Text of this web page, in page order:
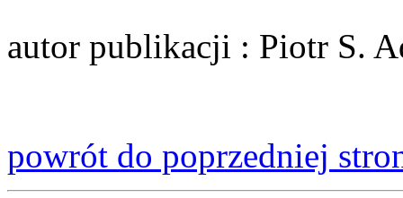
autor publikacji : Piotr S.
powrót do poprzedniej